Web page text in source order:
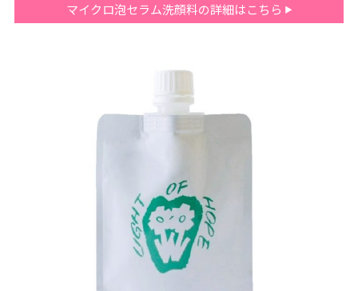
マイクロ泡セラム洗顔料の詳細はこちら